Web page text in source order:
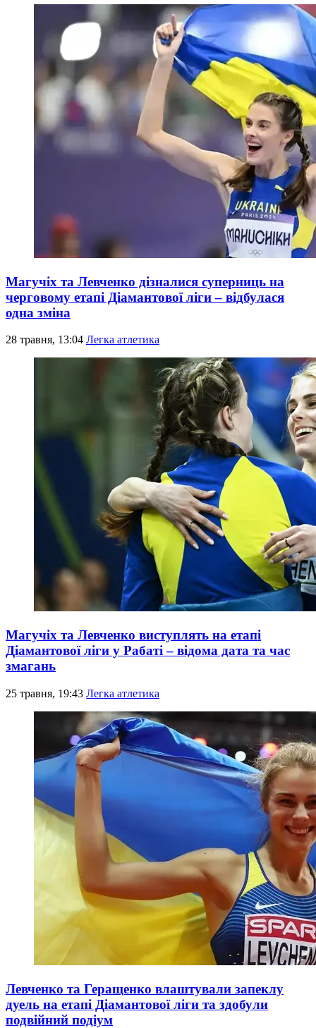
Магучіх та Левченко дізналися суперниць на
черговому етапі Діамантової ліги – відбулася
одна зміна
28 травня, 13:04 Легка атлетика
Магучіх та Левченко виступлять на етапі
Діамантової ліги у Рабаті – відома дата та час
змагань
25 травня, 19:43 Легка атлетика
Левченко та Геращенко влаштували запеклу
дуель на етапі Діамантової ліги та здобули
подвійний подіум